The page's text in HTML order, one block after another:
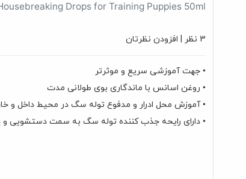
Drops for Training Puppies 50ml
3 نظر | افزودن نظرتان
• جهت آموزشی سریع و موثرتر
• روغن اسانس با ماندگاری بوی طولانی مدت
• آموزش محل ادرار و مدفوع توله سگ در محیط داخل و
• دارای رایحه جذب کننده توله سگ به سمت دستشویی و